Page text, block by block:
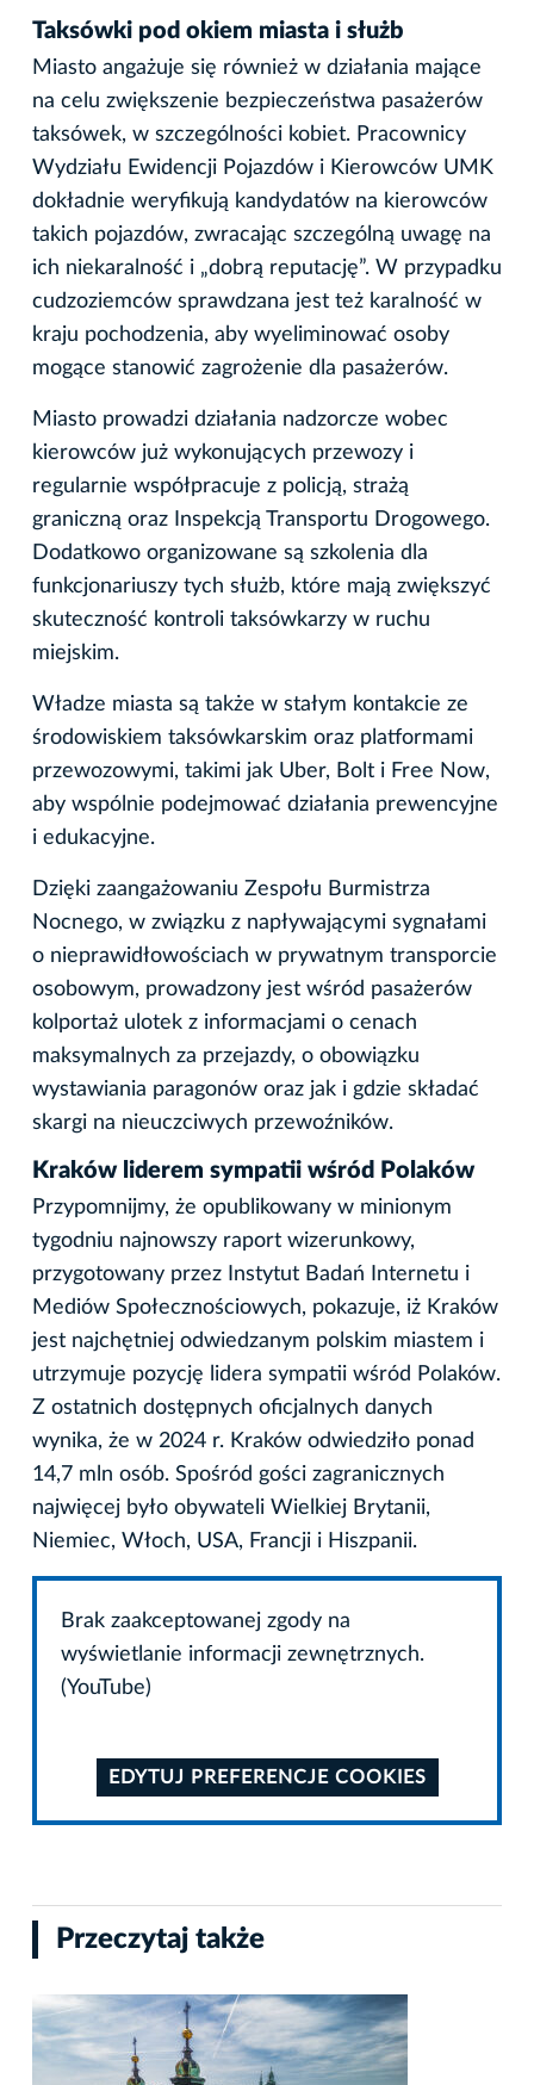
Taksówki pod okiem miasta i służb
Miasto angażuje się również w działania mające
na celu zwiększenie bezpieczeństwa pasażerów
taksówek, w szczególności kobiet. Pracownicy
Wydziału Ewidencji Pojazdów i Kierowców UMK
dokładnie weryfikują kandydatów na kierowców
takich pojazdów, zwracając szczególną uwagę na
ich niekaralność i „dobrą reputację”. W przypadku
cudzoziemców sprawdzana jest też karalność w
kraju pochodzenia, aby wyeliminować osoby
mogące stanowić zagrożenie dla pasażerów.
Miasto prowadzi działania nadzorcze wobec
kierowców już wykonujących przewozy i
regularnie współpracuje z policją, strażą
graniczną oraz Inspekcją Transportu Drogowego.
Dodatkowo organizowane są szkolenia dla
funkcjonariuszy tych służb, które mają zwiększyć
skuteczność kontroli taksówkarzy w ruchu
miejskim.
Władze miasta są także w stałym kontakcie ze
środowiskiem taksówkarskim oraz platformami
przewozowymi, takimi jak Uber, Bolt i Free Now,
aby wspólnie podejmować działania prewencyjne
i edukacyjne.
Dzięki zaangażowaniu Zespołu Burmistrza
Nocnego, w związku z napływającymi sygnałami
o nieprawidłowościach w prywatnym transporcie
osobowym, prowadzony jest wśród pasażerów
kolportaż ulotek z informacjami o cenach
maksymalnych za przejazdy, o obowiązku
wystawiania paragonów oraz jak i gdzie składać
skargi na nieuczciwych przewoźników.
Kraków liderem sympatii wśród Polaków
Przypomnijmy, że opublikowany w minionym
tygodniu najnowszy raport wizerunkowy,
przygotowany przez Instytut Badań Internetu i
Mediów Społecznościowych, pokazuje, iż Kraków
jest najchętniej odwiedzanym polskim miastem i
utrzymuje pozycję lidera sympatii wśród Polaków.
Z ostatnich dostępnych oficjalnych danych
wynika, że w 2024 r. Kraków odwiedziło ponad
14,7 mln osób. Spośród gości zagranicznych
najwięcej było obywateli Wielkiej Brytanii,
Niemiec, Włoch, USA, Francji i Hiszpanii.
Brak zaakceptowanej zgody na
wyświetlanie informacji zewnętrznych.
(YouTube)
EDYTUJ PREFERENCJE COOKIES
Przeczytaj także